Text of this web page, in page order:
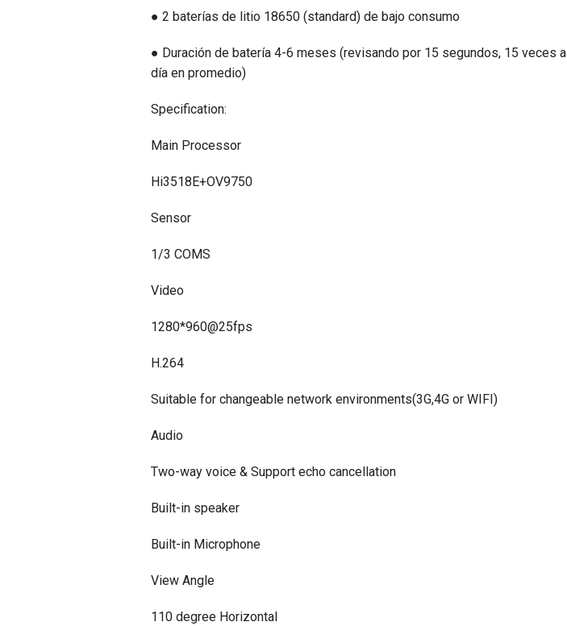
● 2 baterías de litio 18650 (standard) de bajo consumo
● Duración de batería 4-6 meses (revisando por 15 segundos, 15 veces al
día en promedio)
Specification:
Main Processor
Hi3518E+OV9750
Sensor
1/3 COMS
Video
1280*960@25fps
H.264
Suitable for changeable network environments(3G,4G or WIFI)
Audio
Two-way voice & Support echo cancellation
Built-in speaker
Built-in Microphone
View Angle
110 degree Horizontal